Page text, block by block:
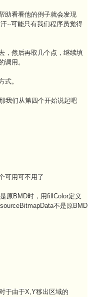
助看看他的例子就会发现
··可能只有我们程序员觉得
，然后再取几个点，继续填
调用。
式。
我们从第四个开始说起吧
可用可不用了
原BMD时，用fillColor定义
不是原BMD
于由于X,Y移出区域的